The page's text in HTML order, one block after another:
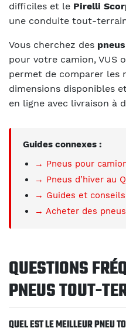
difficiles et le Pirelli
une conduite tout-
Vous cherchez des
pour votre camion, VUS
permet de comparer les
dimensions disponibles
en ligne avec livraison à
Guides connexes :
→ Pneus pour
→ Pneus d’hiver au
→ Guides et
→ Acheter des
QUESTIONS
PNEUS TOUT-